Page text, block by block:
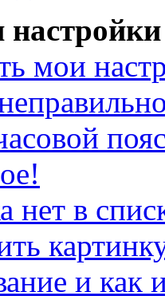
мои
нет в
и как